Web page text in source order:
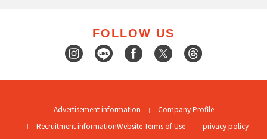
FOLLOW US
Advertisement information
Company Profile
Recruitment informationWebsite Terms of Use
privacy policy